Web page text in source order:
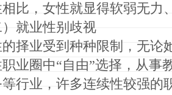
相比，女性就显得软弱无力
）就业性别歧视
择业受到种种限制，无论
业圈中“自由”选择，从事
等行业，许多连续性较强的